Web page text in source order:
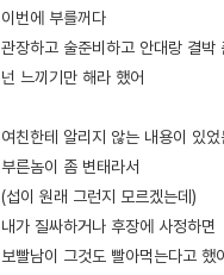
이번에 부를꺼다
관장하고 술준비하고 안대랑 결박
넌 느끼기만 해라 했어
여친한테 알리지 않는 내용이 있었
부른놈이 좀 변태라서
(섭이 원래 그런지 모르겠는데)
내가 질싸하거나 후장에 사정하면
보빨남이 그것도 빨아먹는다고 했